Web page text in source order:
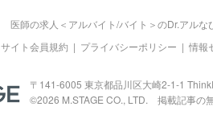
医師の求人＜アルバイト/バイト＞のDr.アル
サイト会員規約 | プライバシーポリシー | 情報
M.STAGE
〒141-6005 東京都品川区大崎2-1-1
©2026 M.STAGE CO., LTD. 掲載記事の